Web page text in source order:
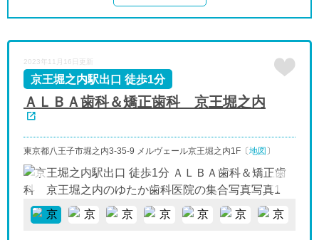
2023年11月16日更新
ＡＬＢＡ歯科＆矯正歯科 京王堀之内
京王堀之内駅出口 徒歩1分
東京都八王子市堀之内3-35-9 メルヴェール京王堀之内1F〔地図 〕